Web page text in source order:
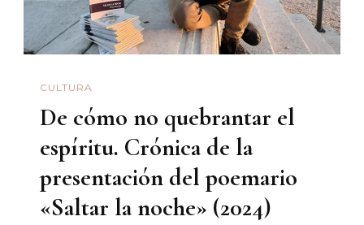
CULTURA
De cómo no quebrantar el
espíritu. Crónica de la
presentación del poemario
«Saltar la noche» (2024)